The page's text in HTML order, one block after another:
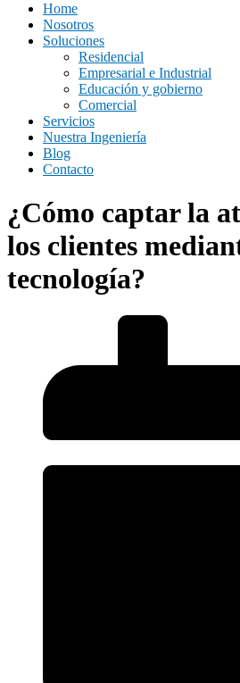
Home
Nosotros
Soluciones
Residencial
Empresarial e Industrial
Educación y gobierno
Comercial
Servicios
Nuestra Ingeniería
Blog
Contacto
¿Cómo captar la
los clientes
tecnología?